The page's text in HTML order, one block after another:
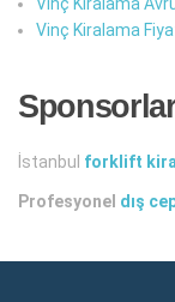
Vinç Kiralama
İstanbul forklift
Profesyonel dış